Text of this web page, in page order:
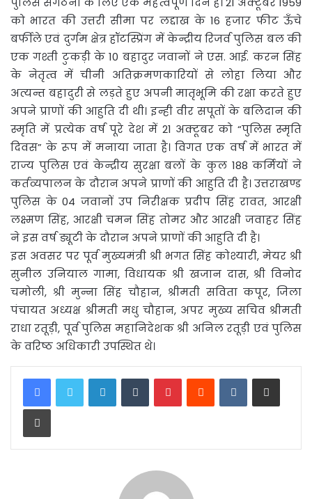
को भारत की उत्तरी सीमा पर लद्दाख के 16 हजार फीट ऊँचे
बर्फीले एवं दुर्गम क्षेत्र हॉटस्प्रिंग में केन्द्रीय रिजर्व पुलिस बल की
एक गश्ती टुकड़ी के 10 बहादुर जवानों ने एस. आई. करन सिंह
के नेतृत्व में चीनी अतिक्रमणकारियों से लोहा लिया और
अत्यन्त बहादुरी से लड़ते हुए अपनी मातृभूमि की रक्षा करते हुए
अपने प्राणों की आहुति दी थी। इन्ही वीर सपूतों के बलिदान की
स्मृति में प्रत्येक वर्ष पूरे देश में 21 अक्टूबर को “पुलिस स्मृति
दिवस” के रूप में मनाया जाता है। विगत एक वर्ष में भारत में
राज्य पुलिस एवं केन्द्रीय सुरक्षा बलों के कुल 188 कर्मियों ने
कर्तव्यपालन के दौरान अपने प्राणों की आहुति दी है। उत्तराखण्ड
पुलिस के 04 जवानों उप निरीक्षक प्रदीप सिंह रावत, आरक्षी
लक्ष्मण सिंह, आरक्षी चमन सिंह तोमर और आरक्षी जवाहर सिंह
ने इस वर्ष ड्यूटी के दौरान अपने प्राणों की आहुति दी है।
इस अवसर पर पूर्व मुख्यमंत्री श्री भगत सिंह कोश्यारी, मेयर श्री
सुनील उनियाल गामा, विधायक श्री खजान दास, श्री विनोद
चमोली, श्री मुन्ना सिंह चौहान, श्रीमती सविता कपूर, जिला
पंचायत अध्यक्ष श्रीमती मधु चौहान, अपर मुख्य सचिव श्रीमती
राधा रतूड़ी, पूर्व पुलिस महानिदेशक श्री अनिल रतूड़ी एवं पुलिस
के वरिष्ठ अधिकारी उपस्थित थे।
LinkedInTumblrPinterestReddit VKontakteShare via Email
Print